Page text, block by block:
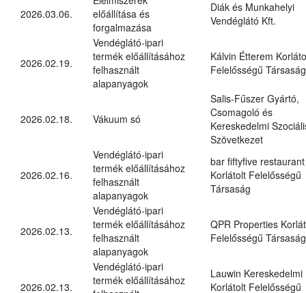
2026.03.06.
előállítása és
forgalmazása
Diák és Munkahelyi
Vendéglátó Kft.
2026.02.19.
Vendéglátó-ipari
termék előállításához
felhasznált
alapanyagok
Kálvin Étterem
Felelősségű Társaság
2026.02.18. Vákuum só
Salis-Fűszer Gyártó,
Csomagoló és
Kereskedelmi
Szövetkezet
2026.02.16.
Vendéglátó-ipari
termék előállításához
felhasznált
alapanyagok
bar fiftyfive restaurant
Korlátolt Felelősségű
Társaság
2026.02.13.
Vendéglátó-ipari
termék előállításához
felhasznált
alapanyagok
QPR Properties
Felelősségű Társaság
2026.02.13.
Vendéglátó-ipari
termék előállításához
Lauwin Kereskedelmi
Korlátolt Felelősségű